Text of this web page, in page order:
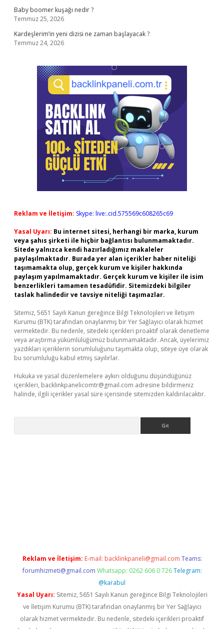
Baby boomer kuşağı nedir ?
Temmuz 25, 2026
Kardeşlerim’in yeni dizisi ne zaman başlayacak ?
Temmuz 24, 2026
Reklam ve İletişim: Skype: live:.cid.575569c608265c69
Yasal Uyarı: Bu internet sitesi, herhangi bir marka, kurum
veya şahıs şirketi ile hiçbir bağlantısı bulunmamaktadır.
Sitede yalnızca kendi hazırladığımız makaleler
paylaşılmaktadır. Burada yer alan içerikler haber niteliği
taşımamakta olup, gerçek kurum ve kişiler hakkında
paylaşım yapılmamaktadır. Gerçek kurum ve kişiler ile isim
benzerlikleri tamamen tesadüfidir. Sitemizdeki bilgiler
taslak halindedir ve tavsiye niteliği taşımazlar.
Sitemiz, 5651 Sayılı Kanun gereğince Bilgi Teknolojileri ve İletişim
Kurumu (BTK) tarafından onaylanmış bir Yer Sağlayıcı olarak hizmet
vermektedir. Bu nedenle, sitedeki içerikleri proaktif olarak denetleme
veya araştırma yükümlülüğümüz bulunmamaktadır. Ancak, üyelerimiz
yazdıkları içeriklerin sorumluluğunu taşımakta olup, siteye üye olarak
bu sorumluluğu kabul etmiş sayılırlar.
Hukuka ve yasal düzenlemelere aykırı olduğunu düşündüğünüz
içerikleri, backlinkpanelicomtr@gmail.com adresine bildirmeniz
halinde, ilgili içerikler yasal süre içerisinde sitemizden kaldırılacaktır.
Reklam ve İletişim: E-mail: backlinkpaneli@gmail.com Teams:
forumhizmeti@gmail.com Whatsapp: 0262 606 0 726 Telegram:
@karabul
Yasal Uyarı: Sitemiz, 5651 Sayılı Kanun gereğince Bilgi Teknolojileri
ve İletişim Kurumu (BTK) tarafından onaylanmış bir Yer Sağlayıcı
olarak hizmet vermektedir. Bu nedenle, sitedeki içerikleri proaktif